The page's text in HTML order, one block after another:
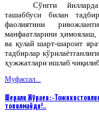
Сўнгги
ташаббуси билан
фаолиятини
манфаатларини ҳимоялаш,
ва қулай шарт-шароит
тадбирлар
ҳужжатлари ишлаб
Муфассал...
Шерали Жўраев: -
топилмайди!..